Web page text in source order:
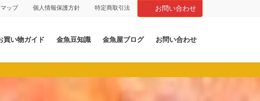
ップ 個人情報保護方針 特定商取引法 お問い合わせ
買い物ガイド 金魚豆知識 金魚屋ブログ お問い合わせ